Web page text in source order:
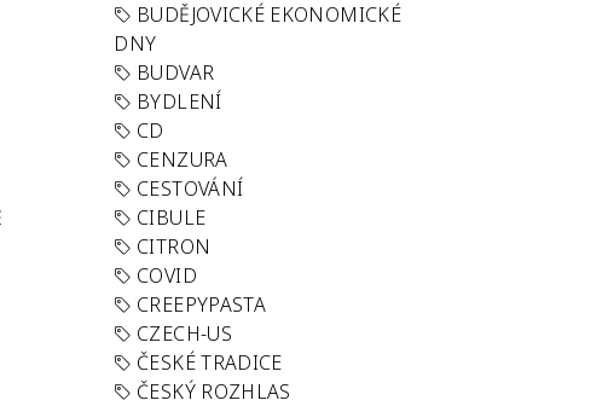
BUDĚJOVICKÉ EKONOMICKÉ
DNY
BUDVAR
BYDLENÍ
CD
CENZURA
CESTOVÁNÍ
CIBULE
CITRON
COVID
CREEPYPASTA
CZECH-US
ČESKÉ TRADICE
ČESKÝ ROZHLAS